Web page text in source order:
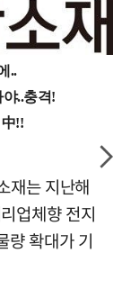
재는 지난해
업체향 전지
량 확대가 기